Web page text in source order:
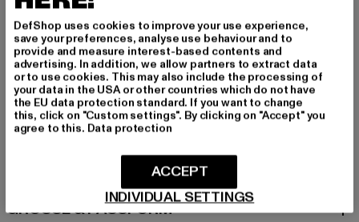
Farbe: grün
Hersteller Farbe: rain forest/white
Materialzusammensetzung: 95% Polyester, 5% Elasthan
Art.Nr: ST40723-22126
Hersteller: Movin SARL |help@sergiotacchini.com
RN8 Quartier Rousselot 975 Terre de Granace | 13400
GRÖSSE & PASSFORM
DefShop uses cookies to improve your use experience,
save your preferences, analyse use behaviour and to
provide and measure interest-based contents and
advertising. In addition, we allow partners to extract data
or to use cookies. This may also include the processing of
your data in the USA or other countries which do not have
the EU data protection standard. If you want to change
this, click on "Custom settings". By clicking on "Accept" you
agree to this. Data protection
INDIVIDUAL SETTINGS
ACCEPT